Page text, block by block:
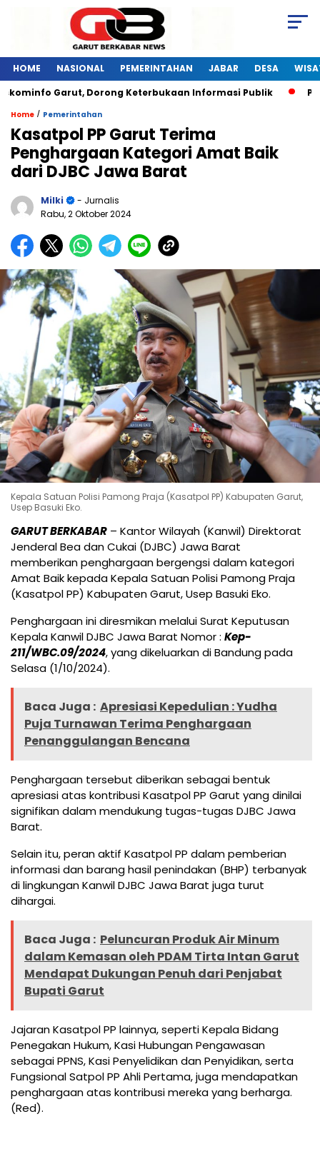
HOME NASIONAL PEMERINTAHAN JABAR DESA
Garut, Dorong Keterbukaan Informasi Publik
Home / Pemerintahan
Kasatpol PP Garut Terima
Penghargaan Kategori Amat Baik
dari DJBC Jawa Barat
Milki
- Jurnalis
Rabu, 2 Oktober 2024
Kepala Satuan Polisi Pamong Praja (Kasatpol PP) Kabupaten Garut,
Usep Basuki Eko.
GARUT BERKABAR – Kantor Wilayah (Kanwil) Direktorat
Jenderal Bea dan Cukai (DJBC) Jawa Barat
memberikan penghargaan bergengsi dalam kategori
Amat Baik kepada Kepala Satuan Polisi Pamong Praja
(Kasatpol PP) Kabupaten Garut, Usep Basuki Eko.
Penghargaan ini diresmikan melalui Surat Keputusan
Kepala Kanwil DJBC Jawa Barat Nomor : Kep-
211/WBC.09/2024, yang dikeluarkan di Bandung pada
Selasa (1/10/2024).
Baca Juga : Apresiasi Kepedulian : Yudha
Puja Turnawan Terima Penghargaan
Penanggulangan Bencana
Penghargaan tersebut diberikan sebagai bentuk
apresiasi atas kontribusi Kasatpol PP Garut yang dinilai
signifikan dalam mendukung tugas-tugas DJBC Jawa
Barat.
Selain itu, peran aktif Kasatpol PP dalam pemberian
informasi dan barang hasil penindakan (BHP) terbanyak
di lingkungan Kanwil DJBC Jawa Barat juga turut
dihargai.
Baca Juga : Peluncuran Produk Air Minum
dalam Kemasan oleh PDAM Tirta Intan Garut
Mendapat Dukungan Penuh dari Penjabat
Bupati Garut
Jajaran Kasatpol PP lainnya, seperti Kepala Bidang
Penegakan Hukum, Kasi Hubungan Pengawasan
sebagai PPNS, Kasi Penyelidikan dan Penyidikan, serta
Fungsional Satpol PP Ahli Pertama, juga mendapatkan
penghargaan atas kontribusi mereka yang berharga.
(Red).